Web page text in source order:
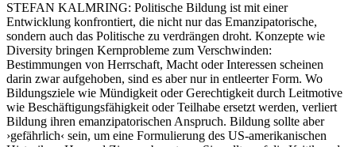
STEFAN KALMRING: Politische Bildung ist mit einer
Entwicklung konfrontiert, die nicht nur das Emanzipatorische,
sondern auch das Politische zu verdrängen droht. Konzepte wie
Diversity bringen Kernprobleme zum Verschwinden:
Bestimmungen von Herrschaft, Macht oder Interessen scheinen
darin zwar aufgehoben, sind es aber nur in entleerter Form. Wo
Bildungsziele wie Mündigkeit oder Gerechtigkeit durch Leitmotive
wie Beschäftigungsfähigkeit oder Teilhabe ersetzt werden, verliert
Bildung ihren emanzipatorischen Anspruch. Bildung sollte aber
›gefährlich‹ sein, um eine Formulierung des US-amerikanischen